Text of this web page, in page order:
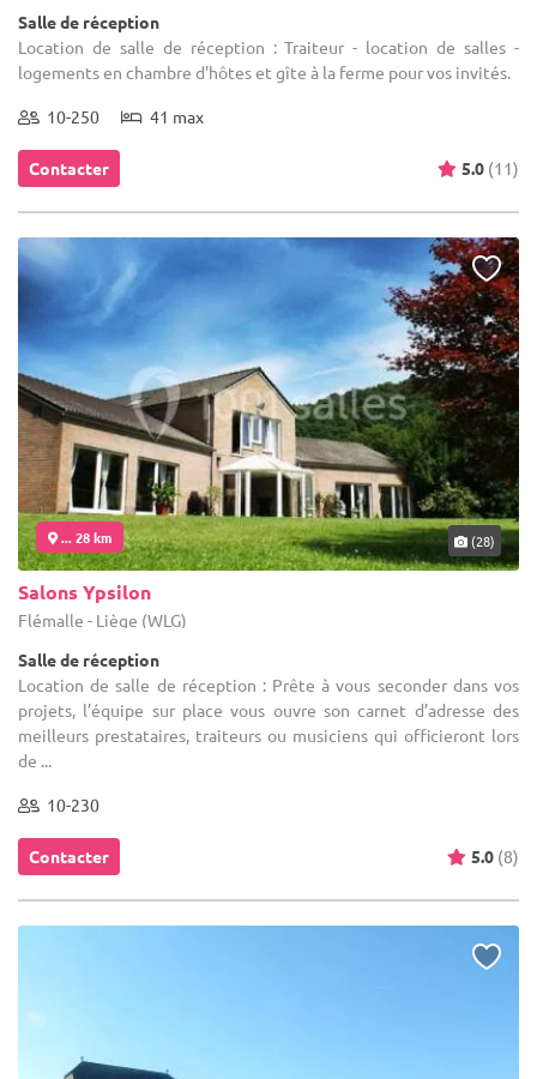
Salle de réception
Location de salle de réception : Traiteur - location de salles -
logements en chambre d'hôtes et gîte à la ferme pour vos invités.
10-250 41 max
Contacter 5.0 (11)
... 28 km (28)
Salons Ypsilon
Flémalle - Liège (WLG)
Salle de réception
Location de salle de réception : Prête à vous seconder dans vos
projets, l’équipe sur place vous ouvre son carnet d’adresse des
meilleurs prestataires, traiteurs ou musiciens qui officieront lors
de ...
10-230
Contacter 5.0 (8)